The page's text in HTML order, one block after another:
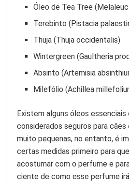
Óleo de Tea Tree
Terebinto (Pistacia
Thuja (Thuja occidentalis)
Wintergreen (Gaultheria
Absinto (Artemisia
Milefólio (Achillea
Existem alguns óleos essenciais
considerados seguros para cães
muito pequenas, no entanto, é
certas medidas primeiro para
acostumar com o perfume e
ciente de como esse perfume